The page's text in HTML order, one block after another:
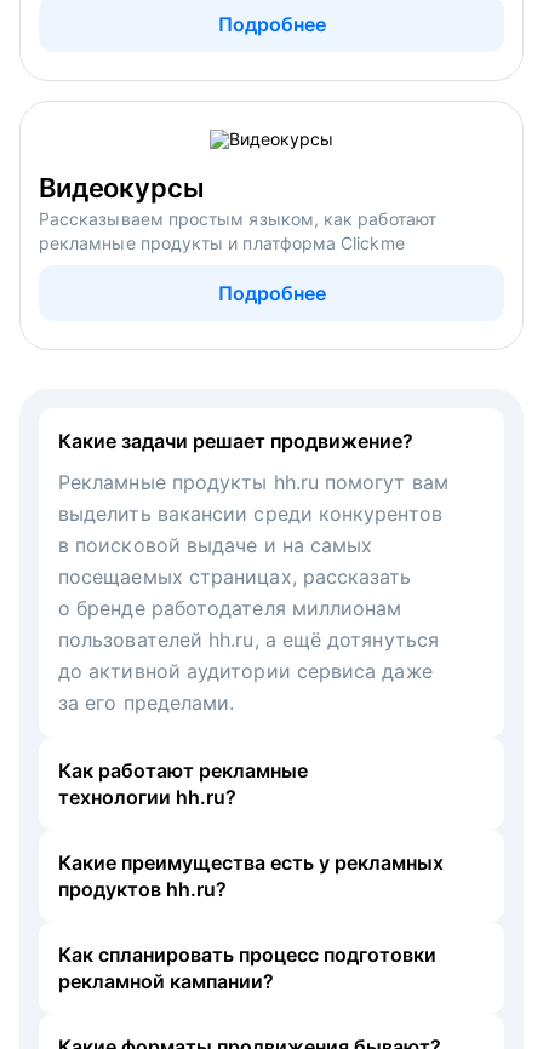
Подробнее
Видеокурсы
Рассказываем простым языком, как работают
рекламные продукты и платформа Clickme
Подробнее
Какие задачи решает продвижение?
Рекламные продукты hh.ru помогут вам
выделить вакансии среди конкурентов
в поисковой выдаче и на самых
посещаемых страницах, рассказать
о бренде работодателя миллионам
пользователей hh.ru, а ещё дотянуться
до активной аудитории сервиса даже
за его пределами.
Как работают рекламные
технологии hh.ru?
Какие преимущества есть у рекламных
продуктов hh.ru?
Как спланировать процесс подготовки
рекламной кампании?